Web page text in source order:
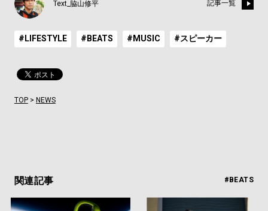
Text_脇山修平 記事一覧
#LIFESTYLE #BEATS #MUSIC #スピーカー
TOP> NEWS
関連記事 #BEATS